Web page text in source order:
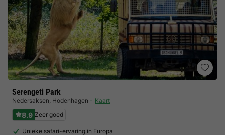
Serengeti Park
Nedersaksen, Hodenhagen Kaart
8.9 Zeer goed
Unieke safari-ervaring in Europa